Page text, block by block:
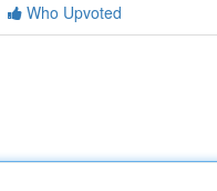
Who Upvoted